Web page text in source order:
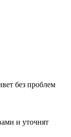
без проблем
и уточнят